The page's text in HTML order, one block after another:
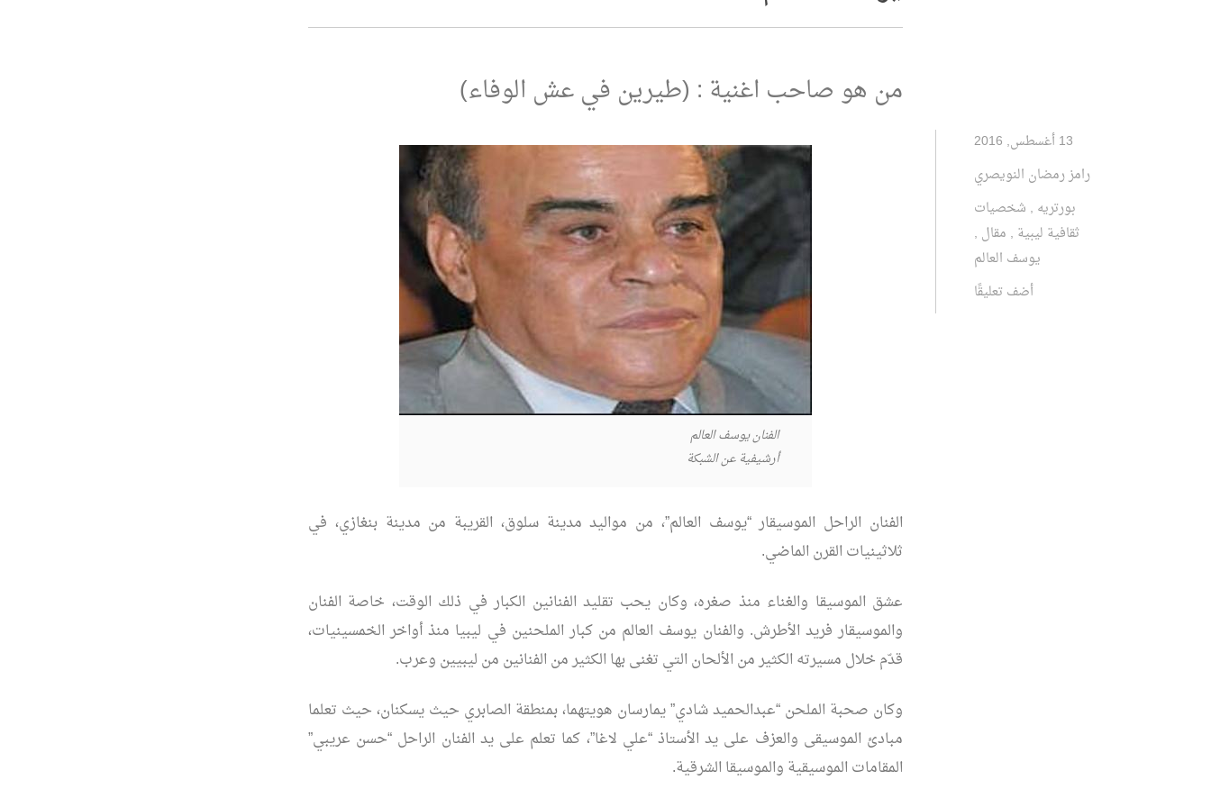
من هو صاحب اغنية : (طيرين في عش الوفاء)
13 أغسطس, 2016
رامز رمضان النويصري
بورتريه , شخصيات
ثقافية ليبية , مقال ,
يوسف العالم
أضف تعليقًا
الفنان يوسف العالم
أرشيفية عن الشبكة
الفنان الراحل الموسيقار “يوسف العالم”، من مواليد مدينة سلوق، القريبة من مدينة بنغازي، في
ثلاثينيات القرن الماضي.
عشق الموسيقا والغناء منذ صغره، وكان يحب تقليد الفنانين الكبار في ذلك الوقت، خاصة الفنان
والموسيقار فريد الأطرش. والفنان يوسف العالم من كبار الملحنين في ليبيا منذ أواخر الخمسينيات،
قدّم خلال مسيرته الكثير من الألحان التي تغنى بها الكثير من الفنانين من ليبيين وعرب.
وكان صحبة الملحن “عبدالحميد شادي” يمارسان هويتهما، بمنطقة الصابري حيث يسكنان، حيث تعلما
مبادئ الموسيقى والعزف على يد الأستاذ “علي لاغا”، كما تعلم على يد الفنان الراحل “حسن عريبي”
المقامات الموسيقية والموسيقا الشرقية.